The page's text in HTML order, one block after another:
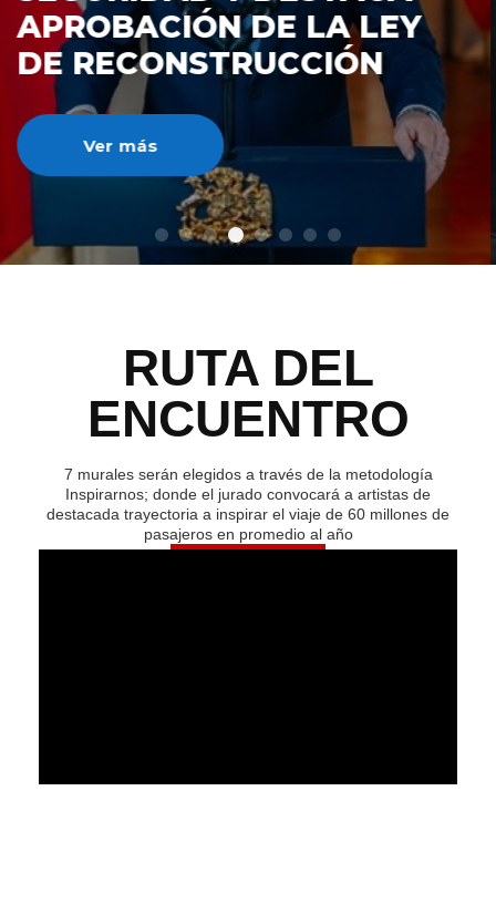
DE RECONSTRUCCIÓ
NACIONAL
Ver más
RUTA DEL
ENCUENTRO
7 murales serán elegidos a través de la metodología
Inspirarnos; donde el jurado convocará a artistas de
destacada trayectoria a inspirar el viaje de 60 millones de
pasajeros en promedio al año